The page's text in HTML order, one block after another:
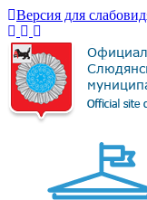
Версия для